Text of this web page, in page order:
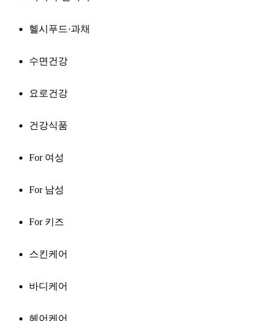
헬시푸드·과채
수면건강
요로건강
건강식품
For 여성
For 남성
For 키즈
스킨케어
바디케어
헤어케어